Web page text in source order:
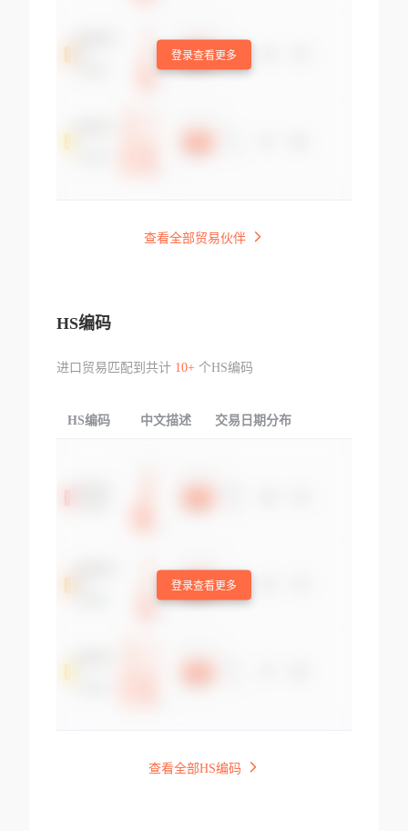
登录查看更多
查看全部贸易伙伴
HS编码
进口贸易匹配到共计 10+个HS编码
HS编码 中文描述 交易日期分布
登录查看更多
查看全部HS编码